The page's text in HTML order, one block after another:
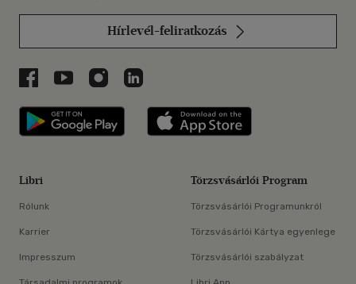
Hírlevél-feliratkozás
Libri a Facebookon
Libri a Youtube-on
Libri az Instagramon
Libri a LinkedInen
Libri applikáció Szerezd meg: Google
Libri
Rólunk
Karrier
Impresszum
Törzsvásárlói Program
Törzsvásárlói Programunkról
Törzsvásárlói Kártya egyenlege
Törzsvásárlói szabályzat